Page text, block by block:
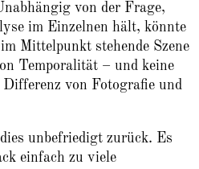
von der Frage,
im Einzelnen hält, könnte
Mittelpunkt stehende Szene
Temporalität – und keine
von Fotografie und
unbefriedigt zurück. Es
einfach zu viele